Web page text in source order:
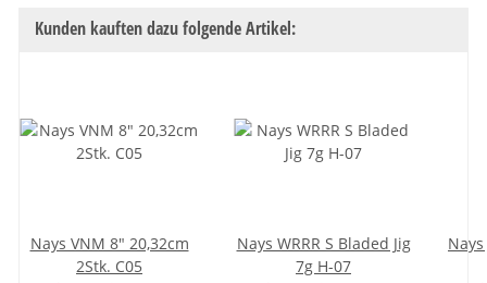
Kunden kauften dazu folgende Artikel:
Nays VNM 8" 20,32cm
2Stk. C05
Nays WRRR S Bladed Jig
7g H-07